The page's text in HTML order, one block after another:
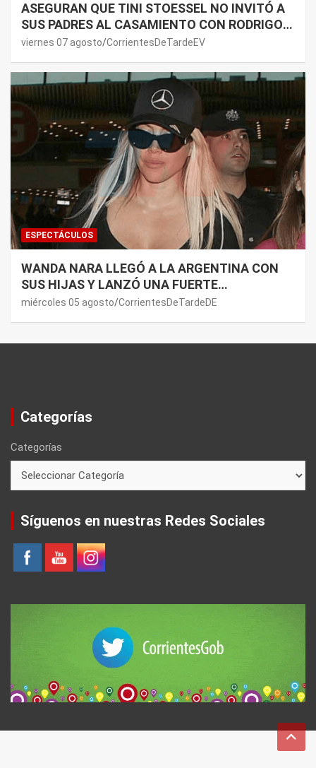
ASEGURAN QUE TINI STOESSEL NO INVITÓ A
SUS PADRES AL CASAMIENTO CON RODRIGO
DE PAUL: LOS MOTIVOS
viernes 07 agosto CorrientesDeTardeEV
ESPECTÁCULOS
WANDA NARA LLEGÓ A LA ARGENTINA CON
SUS HIJAS Y LANZÓ UNA FUERTE
PREMONICIÓN SOBRE MAURO ICARDI
miércoles 05 agosto CorrientesDeTardeDE
Categorías
Categorías
Síguenos en nuestras Redes Sociales